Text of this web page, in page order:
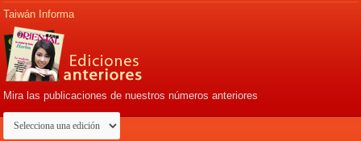
Taiwán Informa
Mira las publicaciones de nuestros números anteriores